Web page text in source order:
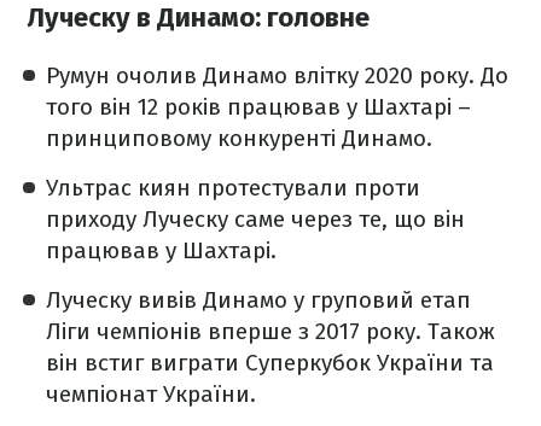
Луческу в Динамо: головне
Румун очолив Динамо влітку 2020 року. До
того він 12 років працював у Шахтарі –
принциповому конкуренті Динамо.
Ультрас киян протестували проти
приходу Луческу саме через те, що він
працював у Шахтарі.
Луческу вивів Динамо у груповий етап
Ліги чемпіонів вперше з 2017 року. Також
він встиг виграти Суперкубок України та
чемпіонат України.